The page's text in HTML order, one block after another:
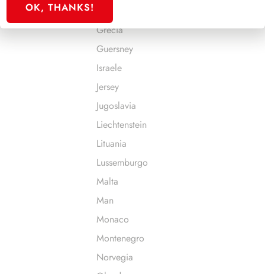
Grecia
Guersney
Israele
Jersey
Jugoslavia
Liechtenstein
Lituania
Lussemburgo
Malta
Man
Monaco
Montenegro
Norvegia
OK, THANKS!